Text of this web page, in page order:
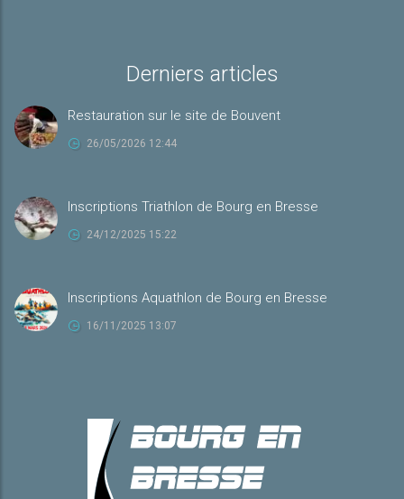
Derniers articles
Restauration sur le site de Bouvent
26/05/2026 12:44
Inscriptions Triathlon de Bourg en Bresse
24/12/2025 15:22
Inscriptions Aquathlon de Bourg en Bresse
16/11/2025 13:07